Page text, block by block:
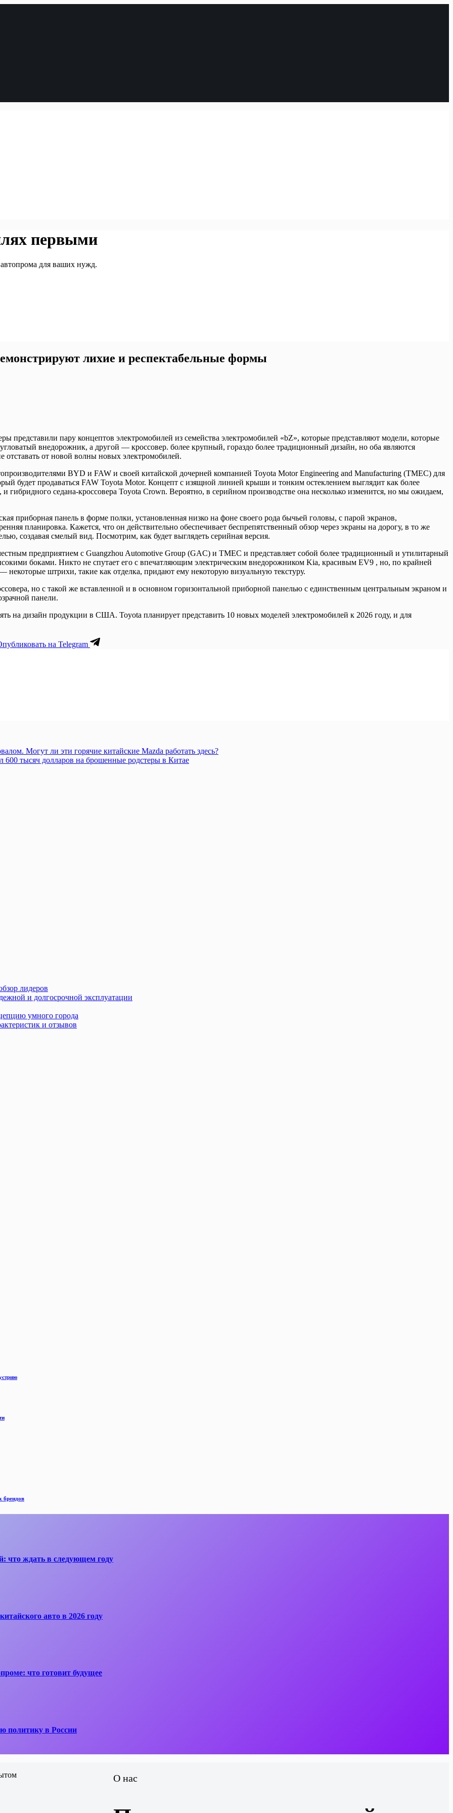
первыми
для ваших нужд.
лихие и респектабельные формы
представили пару концептов электромобилей из семейства электромобилей «bZ», которые представляют модели, которые
внедорожник, а другой — кроссовер. более крупный, гораздо более традиционный дизайн, но оба являются
отставать от новой волны новых электромобилей.
BYD и FAW и своей китайской дочерней компанией Toyota Motor Engineering and Manufacturing (TMEC) для
будет продаваться FAW Toyota Motor. Концепт с изящной линией крыши и тонким остеклением выглядит как более
седана-кроссовера Toyota Crown. Вероятно, в серийном производстве она несколько изменится, но мы ожидаем,
приборная панель в форме полки, установленная низко на фоне своего рода бычьей головы, с парой экранов,
планировка. Кажется, что он действительно обеспечивает беспрепятственный обзор через экраны на дорогу, в то же
создавая смелый вид. Посмотрим, как будет выглядеть серийная версия.
предприятием с Guangzhou Automotive Group (GAC) и TMEC и представляет собой более традиционный и утилитарный
боками. Никто не спутает его с впечатляющим электрическим внедорожником Kia, красивым EV9 , но, по крайней
некоторые штрихи, такие как отделка, придают ему некоторую визуальную текстуру.
но с такой же вставленной и в основном горизонтальной приборной панелью с единственным центральным экраном и
панели.
на дизайн продукции в США. Toyota планирует представить 10 новых моделей электромобилей к 2026 году, и для
на Telegram
Могут ли эти горячие китайские Mazda работать здесь?
тысяч долларов на брошенные родстеры в Китае
лидеров
и долгосрочной эксплуатации
умного города
и отзывов
брендов
что ждать в следующем году
авто в 2026 году
что готовит будущее
политику в России
О нас